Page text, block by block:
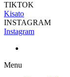
TIKTOK
Kisato
INSTAGRAM
Instagram
Menu